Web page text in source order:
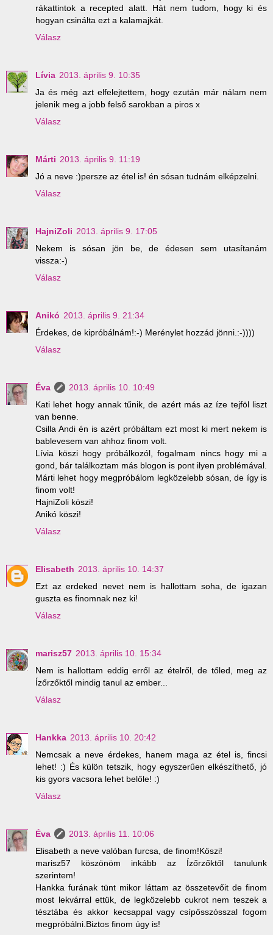
rákattintok a recepted alatt. Hát nem tudom, hogy ki és
hogyan csinálta ezt a kalamajkát.
Válasz
Lívia 2013. április 9. 10:35
Ja és még azt elfelejtettem, hogy ezután már nálam nem
jelenik meg a jobb felső sarokban a piros x
Válasz
Márti 2013. április 9. 11:19
Jó a neve :)persze az étel is! én sósan tudnám elképzelni.
Válasz
HajniZoli 2013. április 9. 17:05
Nekem is sósan jön be, de édesen sem utasítanám
vissza:-)
Válasz
Anikó 2013. április 9. 21:34
Érdekes, de kipróbálnám!:-) Merénylet hozzád jönni.:-))))
Válasz
Éva
2013. április 10. 10:49
Kati lehet hogy annak tűnik, de azért más az íze tejföl liszt
van benne.
Csilla Andi én is azért próbáltam ezt most ki mert nekem is
bablevesem van ahhoz finom volt.
Lívia köszi hogy próbálkozól, fogalmam nincs hogy mi a
gond, bár találkoztam más blogon is pont ilyen problémával.
Márti lehet hogy megpróbálom legközelebb sósan, de így is
finom volt!
HajniZoli köszi!
Anikó köszi!
Válasz
Elisabeth 2013. április 10. 14:37
Ezt az erdeked nevet nem is hallottam soha, de igazan
guszta es finomnak nez ki!
Válasz
marisz57 2013. április 10. 15:34
Nem is hallottam eddig erről az ételről, de tőled, meg az
Ízőrzőktől mindig tanul az ember...
Válasz
Hankka 2013. április 10. 20:42
Nemcsak a neve érdekes, hanem maga az étel is, fincsi
lehet! :) És külön tetszik, hogy egyszerűen elkészíthető, jó
kis gyors vacsora lehet belőle! :)
Válasz
Éva
2013. április 11. 10:06
Elisabeth a neve valóban furcsa, de finom!Köszi!
marisz57 köszönöm inkább az Ízőrzőktől tanulunk
szerintem!
Hankka furának tünt mikor láttam az összetevőit de finom
most lekvárral ettük, de legközelebb cukrot nem teszek a
tésztába és akkor kecsappal vagy csípősszósszal fogom
megpróbálni.Biztos finom úgy is!